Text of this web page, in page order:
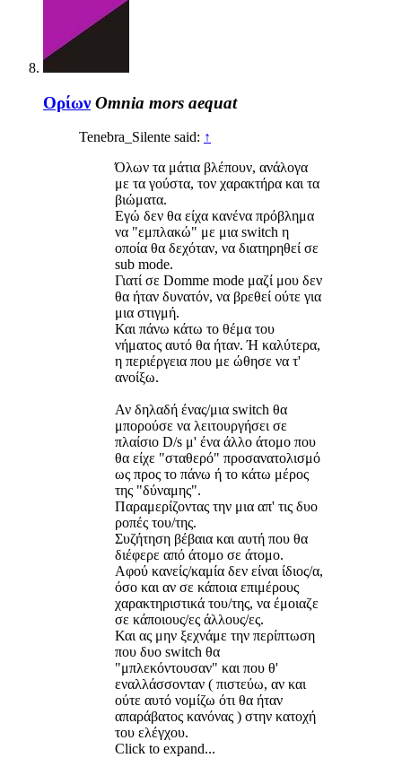
Ορίων Omnia mors aequat
Tenebra_Silente said: ↑
Όλων τα μάτια βλέπουν, ανάλογα
με τα γούστα, τον χαρακτήρα και τα
βιώματα.
Εγώ δεν θα είχα κανένα πρόβλημα
να "εμπλακώ" με μια switch η
οποία θα δεχόταν, να διατηρηθεί σε
sub mode.
Γιατί σε Domme mode μαζί μου δεν
θα ήταν δυνατόν, να βρεθεί ούτε για
μια στιγμή.
Και πάνω κάτω το θέμα του
νήματος αυτό θα ήταν. Ή καλύτερα,
η περιέργεια που με ώθησε να τ'
ανοίξω.
Αν δηλαδή ένας/μια switch θα
μπορούσε να λειτουργήσει σε
πλαίσιο D/s μ' ένα άλλο άτομο που
θα είχε "σταθερό" προσανατολισμό
ως προς το πάνω ή το κάτω μέρος
της "δύναμης".
Παραμερίζοντας την μια απ' τις δυο
ροπές του/της.
Συζήτηση βέβαια και αυτή που θα
διέφερε από άτομο σε άτομο.
Αφού κανείς/καμία δεν είναι ίδιος/α,
όσο και αν σε κάποια επιμέρους
χαρακτηριστικά του/της, να έμοιαζε
σε κάποιους/ες άλλους/ες.
Και ας μην ξεχνάμε την περίπτωση
που δυο switch θα
"μπλεκόντουσαν" και που θ'
εναλλάσσονταν ( πιστεύω, αν και
ούτε αυτό νομίζω ότι θα ήταν
απαράβατος κανόνας ) στην κατοχή
του ελέγχου.
Click to expand...